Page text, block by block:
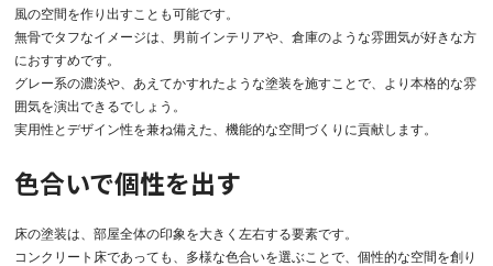
風の空間を作り出すことも可能です。
無骨でタフなイメージは、男前インテリアや、倉庫のような雰囲気が好きな方
におすすめです。
グレー系の濃淡や、あえてかすれたような塗装を施すことで、より本格的な雰
囲気を演出できるでしょう。
実用性とデザイン性を兼ね備えた、機能的な空間づくりに貢献します。
色合いで個性を出す
床の塗装は、部屋全体の印象を大きく左右する要素です。
コンクリート床であっても、多様な色合いを選ぶことで、個性的な空間を創り